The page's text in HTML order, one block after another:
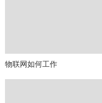
物联网如何工作